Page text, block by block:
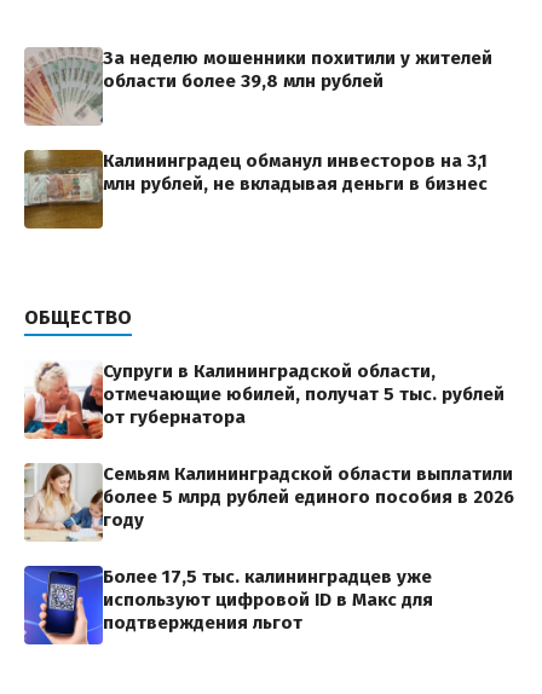
За неделю мошенники похитили у жителей
области более 39,8 млн рублей
Калининградец обманул инвесторов на 3,1
млн рублей, не вкладывая деньги в бизнес
ОБЩЕСТВО
Супруги в Калининградской области,
отмечающие юбилей, получат 5 тыс. рублей
от губернатора
Семьям Калининградской области выплатили
более 5 млрд рублей единого пособия в 2026
году
Более 17,5 тыс. калининградцев уже
используют цифровой ID в Макс для
подтверждения льгот